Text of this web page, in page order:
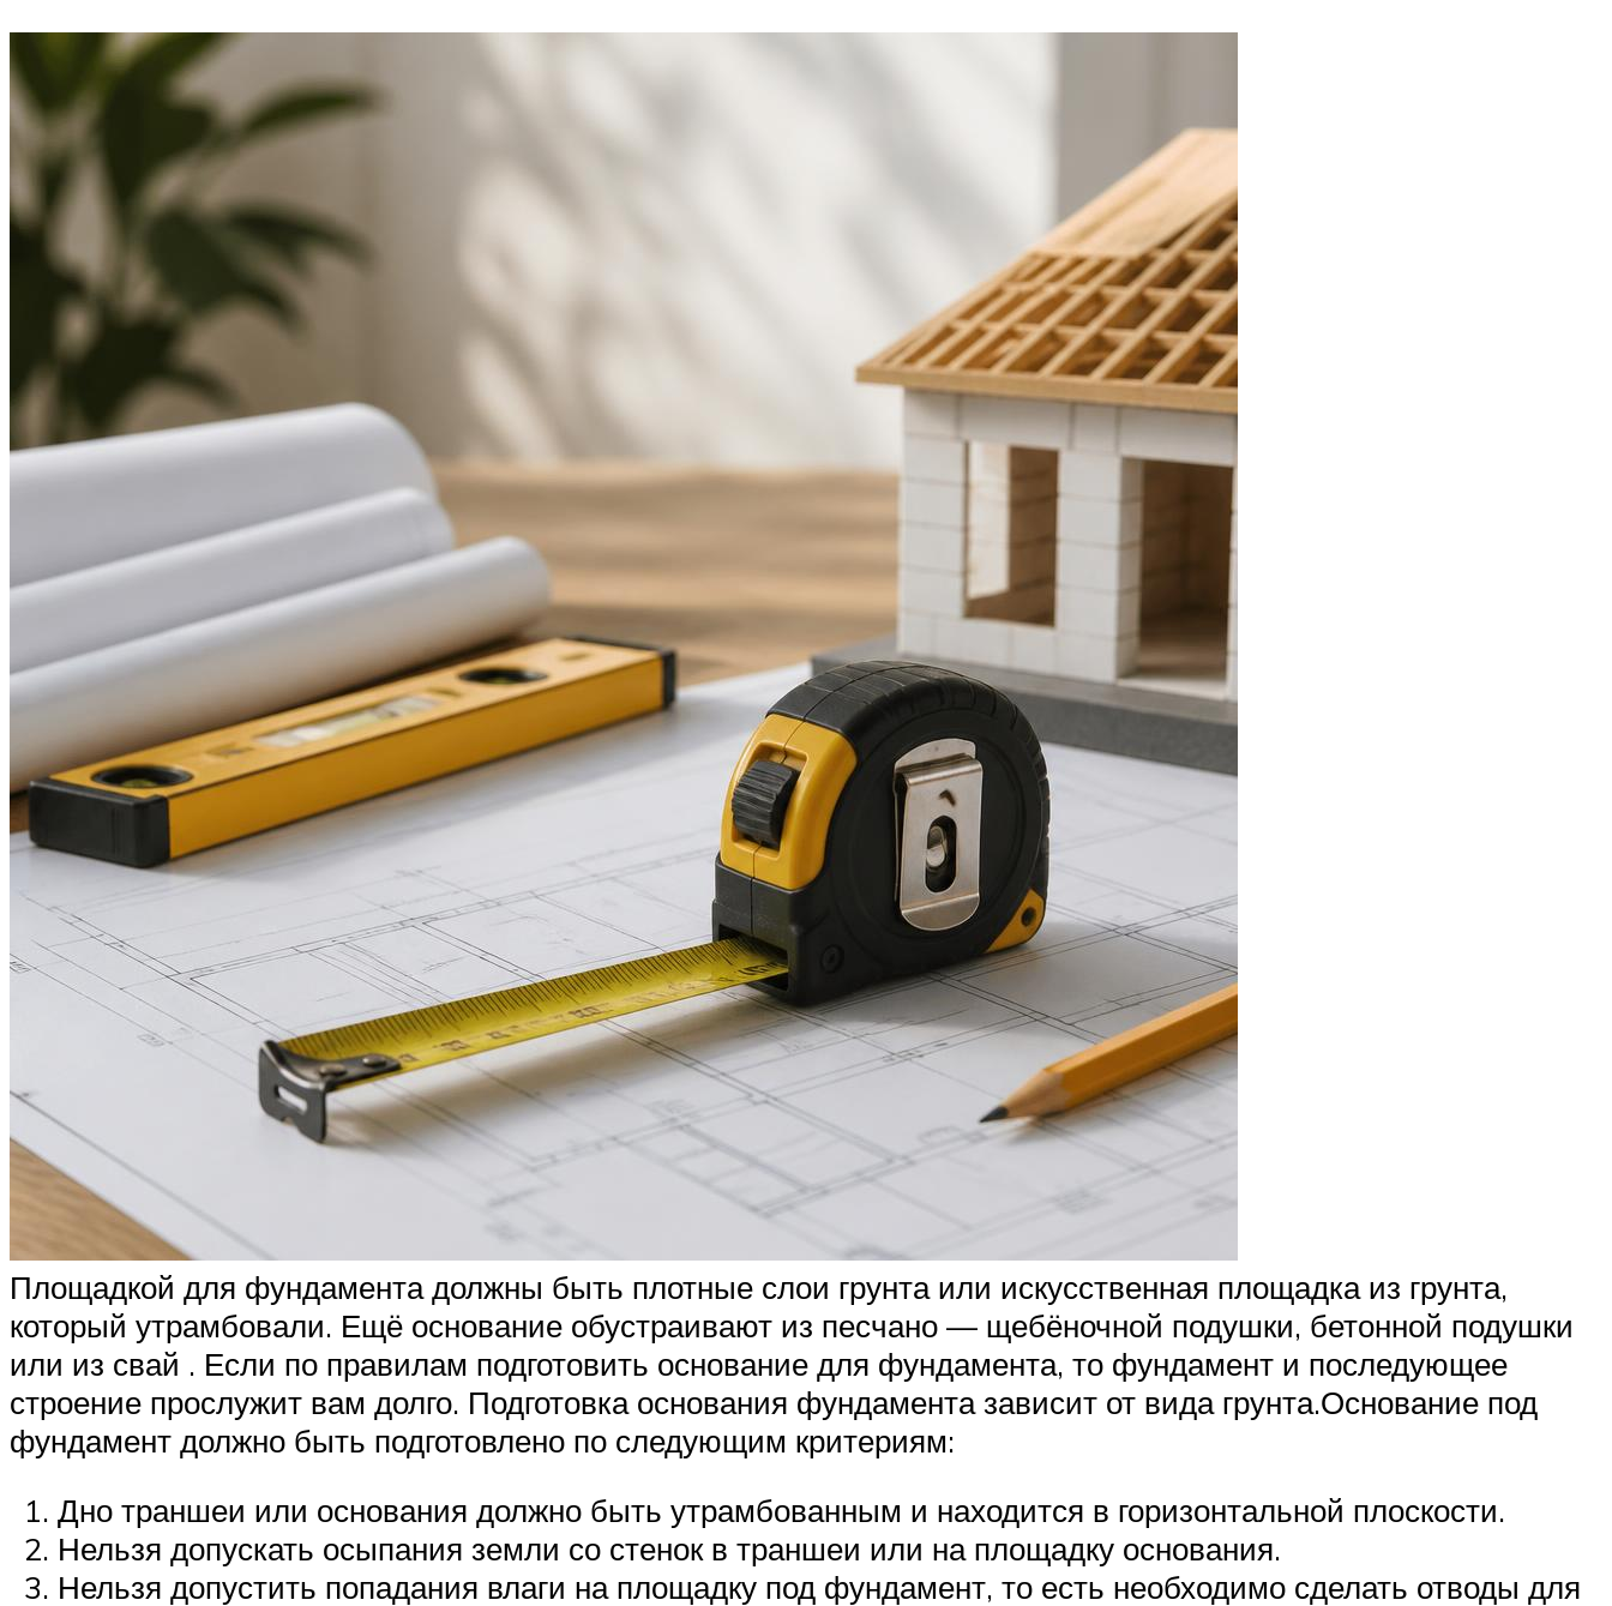
Площадкой для фундамента должны быть плотные слои грунта или искусственная площадка из грунта,
который утрамбовали. Ещё основание обустраивают из песчано — щебёночной подушки, бетонной подушки
или из свай . Если по правилам подготовить основание для фундамента, то фундамент и последующее
строение прослужит вам долго. Подготовка основания фундамента зависит от вида грунта.Основание под
фундамент должно быть подготовлено по следующим критериям:
Дно траншеи или основания должно быть утрамбованным и находится в горизонтальной плоскости.
Нельзя допускать осыпания земли со стенок в траншеи или на площадку основания.
Нельзя допустить попадания влаги на площадку под фундамент, то есть необходимо сделать отводы для